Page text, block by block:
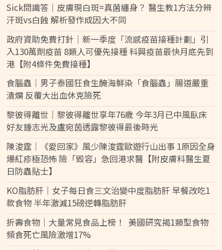
Sick問識答｜皮膚現白斑=真菌纏身？ 醫生教1方法分辨
汗斑vs白蝕 解析發作成因大不同
政府資助免費打針｜新一季度「流感疫苗接種計劃」引
入130萬劑疫苗 8類人可優先接種 科興疫苗最快月底先到
港【附4條件免費接種】
食腦蟲｜男子泰國狂食生醃海鮮染「食腦蟲」腸道嚴重
潰爛 反覆大出血休克險死
黎彼得離世｜黎彼得離世享年76歲 今年3月已中風臥床
好友鍾志光及盧宛茵透露黎彼得最後時光
陳浚霆｜《愛回家》風少陳浚霆歐遊行山出事 1原因全身
爆紅疹極恐怖 險「毀容」急回港求醫【附皮膚科醫生夏
日防蟲貼士】
KO脂肪肝｜女子每日食三文治變中度脂肪肝 早餐改吃1
款食物 半年激減15磅逆轉脂肪肝
折壽食物｜大量常見食品上榜！ 美國研究揭1類型食物
頻食死亡風險激增17%